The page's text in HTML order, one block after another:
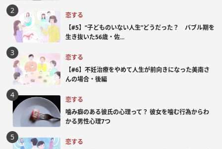
恋する
【#5】“子どものいない人生”どうだった？ バブル期を
生き抜いた56歳・佐...
恋する
【#6】不妊治療をやめて人生が前向きになった美南さ
んの場合・後編
恋する
噛み癖のある彼氏の心理って？ 彼女を噛む行為からわ
かる男性心理7つ
恋する